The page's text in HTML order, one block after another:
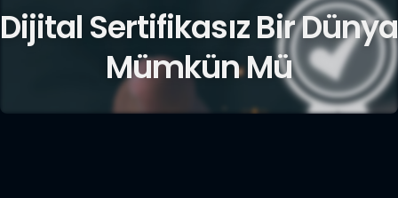
Dijital Sertifikasız Bir Dünya
Mümkün Mü